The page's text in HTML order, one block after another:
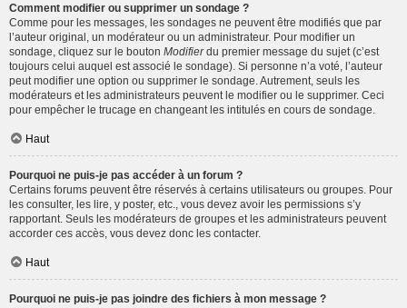
Comment modifier ou supprimer un sondage ?
Comme pour les messages, les sondages ne peuvent être modifiés que par
l’auteur original, un modérateur ou un administrateur. Pour modifier un
sondage, cliquez sur le bouton Modifierdu premier message du sujet (c’est
toujours celui auquel est associé le sondage). Si personne n’a voté, l’auteur
peut modifier une option ou supprimer le sondage. Autrement, seuls les
modérateurs et les administrateurs peuvent le modifier ou le supprimer. Ceci
pour empêcher le trucage en changeant les intitulés en cours de sondage.
Haut
Pourquoi ne puis-je pas accéder à un forum ?
Certains forums peuvent être réservés à certains utilisateurs ou groupes. Pour
les consulter, les lire, y poster, etc., vous devez avoir les permissions s’y
rapportant. Seuls les modérateurs de groupes et les administrateurs peuvent
accorder ces accès, vous devez donc les contacter.
Haut
Pourquoi ne puis-je pas joindre des fichiers à mon message ?